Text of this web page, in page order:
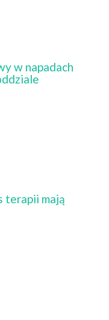
w napadach
terapii mają